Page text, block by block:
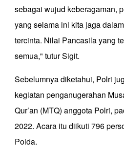
sebagai wujud keberagaman,
yang selama ini kita jaga
tercinta. Nilai Pancasila yang
semua," tutur Sigit.
Sebelumnya diketahui, Polri
kegiatan penganugerahan
Qur’an (MTQ) anggota Polri,
2022. Acara itu diikuti 796
Polda.